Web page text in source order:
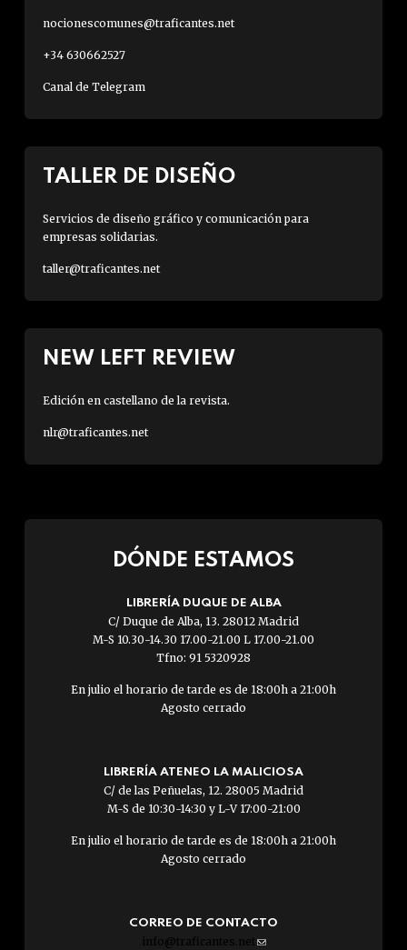
nocionescomunes@traficantes.net
+34 630662527
Canal de Telegram
TALLER DE DISEÑO
Servicios de diseño gráfico y comunicación para
empresas solidarias.
taller@traficantes.net
NEW LEFT REVIEW
Edición en castellano de la revista.
nlr@traficantes.net
DÓNDE ESTAMOS
LIBRERÍA DUQUE DE ALBA
C/ Duque de Alba, 13. 28012 Madrid
M-S 10.30-14.30 17.00-21.00 L 17.00-21.00
Tfno: 91 5320928
En julio el horario de tarde es de 18:00h a 21:00h
Agosto cerrado
LIBRERÍA ATENEO LA MALICIOSA
C/ de las Peñuelas, 12. 28005 Madrid
M-S de 10:30-14:30 y L-V 17:00-21:00
En julio el horario de tarde es de 18:00h a 21:00h
Agosto cerrado
CORREO DE CONTACTO
info@traficantes.net (link